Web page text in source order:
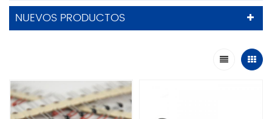
NUEVOS PRODUCTOS